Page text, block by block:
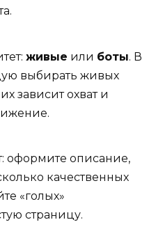
живые или боты. В
выбирать живых
зависит охват и
оформите описание,
качественных
«голых»
страницу.